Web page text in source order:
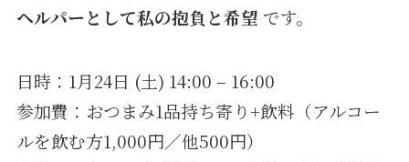
ヘルパーとして私の抱負と希望 です。
日時：1月24日 (土) 14:00 – 16:00
参加費：おつまみ1品持ち寄り+飲料（アルコー
ルを飲む方1,000円／他500円）